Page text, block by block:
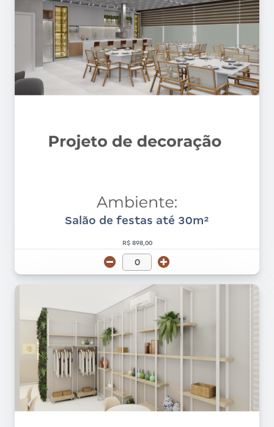
Salão de festas até 30m²
R$ 898,00